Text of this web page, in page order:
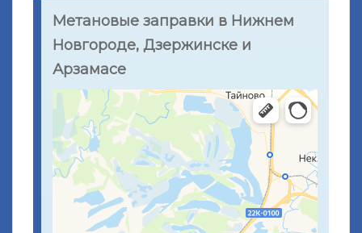
Метановые заправки в Нижнем
Новгороде, Дзержинске и
Арзамасе